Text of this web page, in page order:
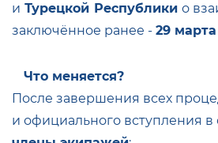
и Турецкой Республикио
заключённое ранее - 29 марта
Что меняется?
После завершения всех
и официального вступления в